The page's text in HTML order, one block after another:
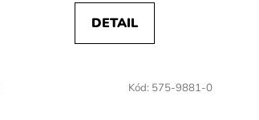
DETAIL
Kód: 575-9881-0